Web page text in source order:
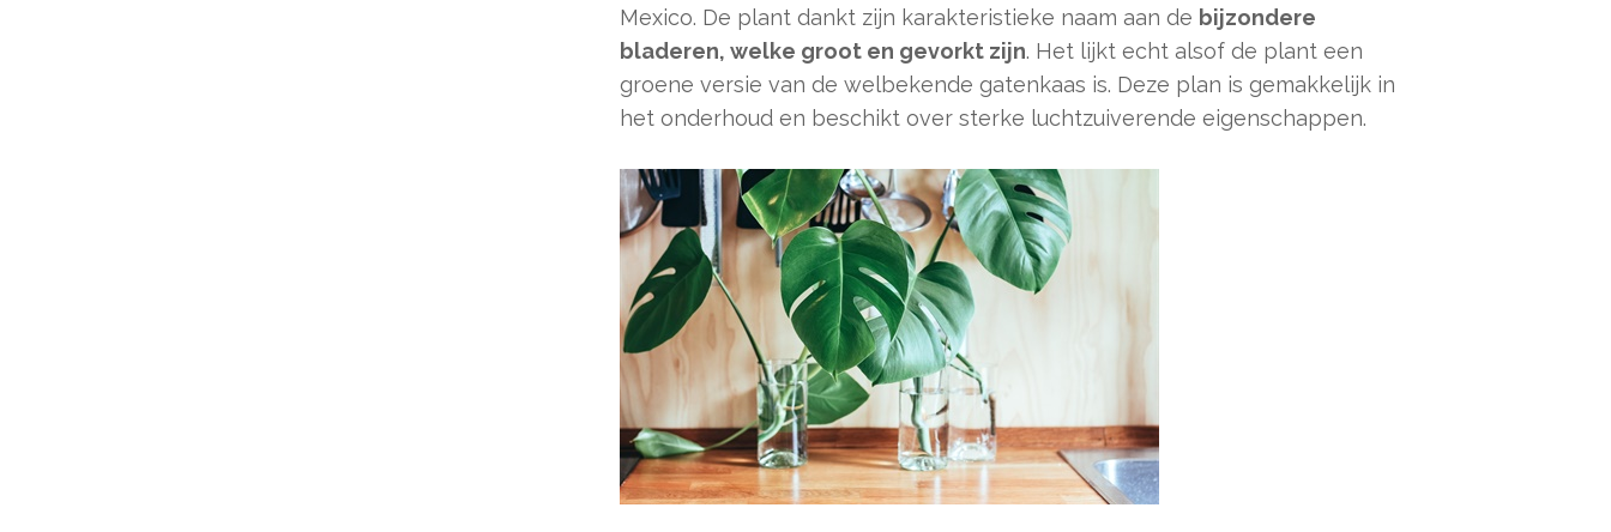
Mexico. De plant dankt zijn karakteristieke naam aan de bijzondere
bladeren, welke groot en gevorkt zijn. Het lijkt echt alsof de plant een
groene versie van de welbekende gatenkaas is. Deze plan is gemakkelijk in
het onderhoud en beschikt over sterke luchtzuiverende eigenschappen.